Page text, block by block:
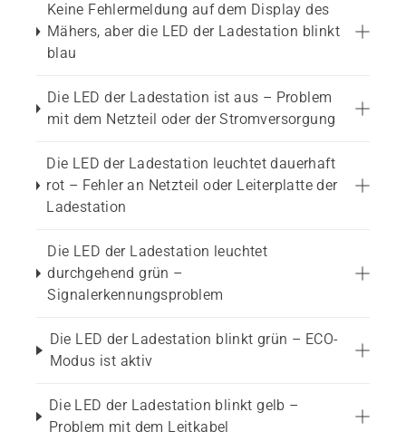
Keine Fehlermeldung auf dem Display des
Mähers, aber die LED der Ladestation blinkt
blau
Die LED der Ladestation ist aus – Problem
mit dem Netzteil oder der Stromversorgung
Die LED der Ladestation leuchtet dauerhaft
rot – Fehler an Netzteil oder Leiterplatte der
Ladestation
Die LED der Ladestation leuchtet
durchgehend grün –
Signalerkennungsproblem
Die LED der Ladestation blinkt grün – ECO-
Modus ist aktiv
Die LED der Ladestation blinkt gelb –
Problem mit dem Leitkabel